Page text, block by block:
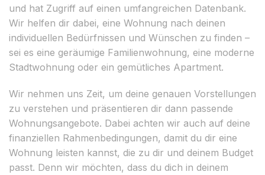
und hat Zugriff auf einen umfangreichen Datenbank.
Wir helfen dir dabei, eine Wohnung nach deinen
individuellen Bedürfnissen und Wünschen zu finden –
sei es eine geräumige Familienwohnung, eine moderne
Stadtwohnung oder ein gemütliches Apartment.
Wir nehmen uns Zeit, um deine genauen Vorstellungen
zu verstehen und präsentieren dir dann passende
Wohnungsangebote. Dabei achten wir auch auf deine
finanziellen Rahmenbedingungen, damit du dir eine
Wohnung leisten kannst, die zu dir und deinem Budget
passt. Denn wir möchten, dass du dich in deinem